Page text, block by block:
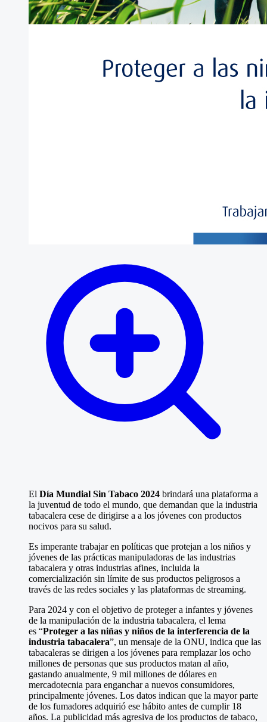
El Día Mundial Sin Tabaco 2024 brindará una plataforma a
la juventud de todo el mundo, que demandan que la industria
tabacalera cese de dirigirse a a los jóvenes con productos
nocivos para su salud.
Es imperante trabajar en políticas que protejan a los niños y
jóvenes de las prácticas manipuladoras de las industrias
tabacalera y otras industrias afines, incluida la
comercialización sin límite de sus productos peligrosos a
través de las redes sociales y las plataformas de streaming.
Para 2024 y con el objetivo de proteger a infantes y jóvenes
de la manipulación de la industria tabacalera, el lema
es “Proteger a las niñas y niños de la interferencia de la
industria tabacalera”, un mensaje de la ONU, indica que las
tabacaleras se dirigen a los jóvenes para remplazar los ocho
millones de personas que sus productos matan al año,
gastando anualmente, 9 mil millones de dólares en
mercadotecnia para enganchar a nuevos consumidores,
principalmente jóvenes. Los datos indican que la mayor parte
de los fumadores adquirió ese hábito antes de cumplir 18
años. La publicidad más agresiva de los productos de tabaco,